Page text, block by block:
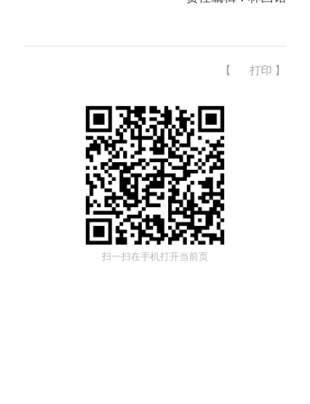
【 打印 】
扫一扫在手机打开当前页